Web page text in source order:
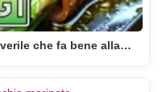
che fa bene alla…